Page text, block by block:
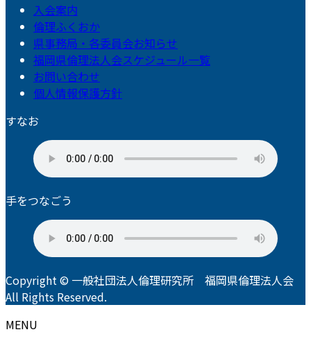
入会案内
倫理ふくおか
県事務局・各委員会お知らせ
福岡県倫理法人会スケジュール一覧
お問い合わせ
個人情報保護方針
すなお
手をつなごう
Copyright © 一般社団法人倫理研究所 福岡県倫理法人会
All Rights Reserved.
MENU